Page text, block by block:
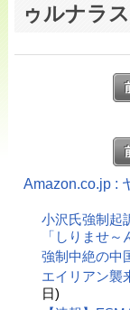
ゥルナラ
Amazon.co.jp :
小沢氏強制起
「しりませ～
強制中絶の中
エイリアン襲
日)